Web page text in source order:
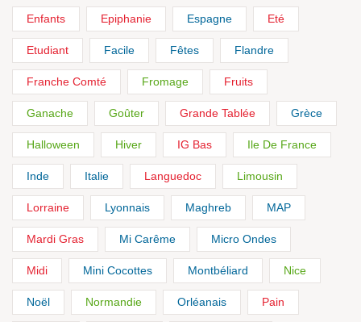
Enfants Epiphanie Espagne Eté
Etudiant Facile Fêtes Flandre
Franche Comté Fromage Fruits
Ganache Goûter Grande Tablée Grèce
Halloween Hiver IG Bas Ile De France
Inde Italie Languedoc Limousin
Lorraine Lyonnais Maghreb MAP
Mardi Gras Mi Carême Micro Ondes
Midi Mini Cocottes Montbéliard Nice
Noël Normandie Orléanais Pain